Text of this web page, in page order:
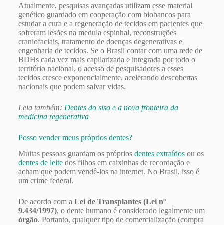
Atualmente, pesquisas avançadas utilizam esse material
genético guardado em cooperação com biobancos para
estudar a cura e a regeneração de tecidos em pacientes que
sofreram lesões na medula espinhal, reconstruções
craniofaciais, tratamento de doenças degenerativas e
engenharia de tecidos. Se o Brasil contar com uma rede de
BDHs cada vez mais capilarizada e integrada por todo o
território nacional, o acesso de pesquisadores a esses
tecidos cresce exponencialmente, acelerando descobertas
nacionais que podem salvar vidas.
Leia também: Dentes do siso e a nova fronteira da
medicina regenerativa
Posso vender meus próprios dentes?
Muitas pessoas guardam os próprios dentes extraídosou os
dentes de leitedos filhos em caixinhas de recordação e
acham que podem vendê-los na internet. No Brasil, isso é
um crime federal.
De acordo com a Lei de Transplantes (Lei nº
9.434/1997), o dente humano é considerado legalmente um
órgão. Portanto, qualquer tipo de comercialização (compra